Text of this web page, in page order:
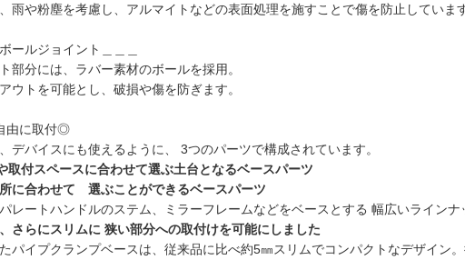
雨や粉塵を考慮し、アルマイトなどの表面処理を施すことで傷を防止しています
ールジョイント＿＿＿
部分には、ラバー素材のボールを採用。
ウトを可能とし、破損や傷を防ぎます。
由に取付◎
デバイスにも使えるように、 3つのパーツで構成されています。
取付スペースに合わせて選ぶ土台となるベースパーツ
に合わせて 選ぶことができるベースパーツ
レートハンドルのステム、ミラーフレームなどをベースとする 幅広いラインナ
さらにスリムに 狭い部分への取付けを可能にしました
パイプクランプベースは、従来品に比べ約5㎜スリムでコンパクトなデザイン